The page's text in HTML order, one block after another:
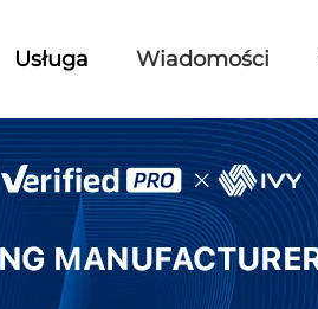
Usługa Wiadomości